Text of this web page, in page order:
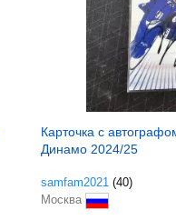
Карточка с
Динамо 2024/25
samfam2021 (40)
Москва